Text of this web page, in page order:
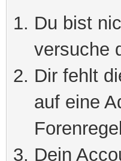
Du bist
versuche
Dir fehlt
auf eine
Dein